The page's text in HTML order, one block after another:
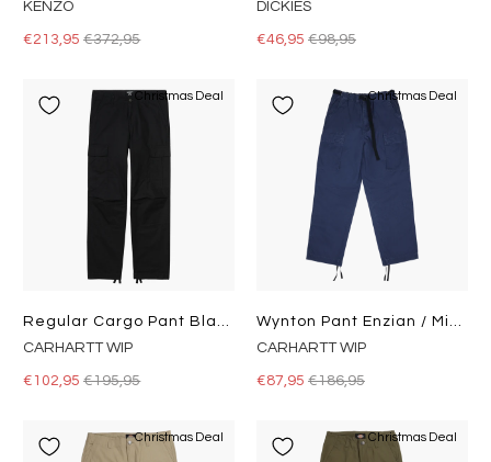
KENZO
€213,95€372,95
DICKIES
€46,95 €98,95
Christmas Deal
CARHARTT WIP
€102,95€195,95
Christmas Deal
CARHARTT WIP
€87,95 €186,95
Christmas Deal Christmas Deal